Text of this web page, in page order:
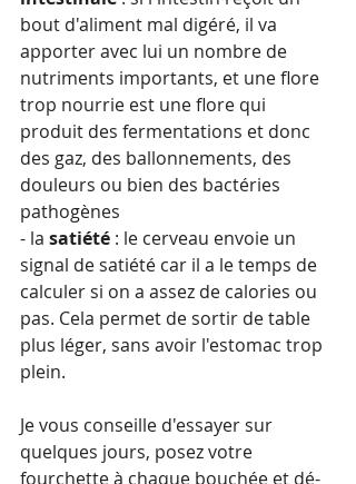
bout d'aliment mal digéré, il va
apporter avec lui un nombre de
nutriments importants, et une flore
trop nourrie est une flore qui
produit des fermentations et donc
des gaz, des ballonnements, des
douleurs ou bien des bactéries
pathogènes
- la satiété : le cerveau envoie un
signal de satiété car il a le temps de
calculer si on a assez de calories ou
pas. Cela permet de sortir de table
plus léger, sans avoir l'estomac trop
plein.
Je vous conseille d'essayer sur
quelques jours, posez votre
fourchette à chaque bouchée et dé-